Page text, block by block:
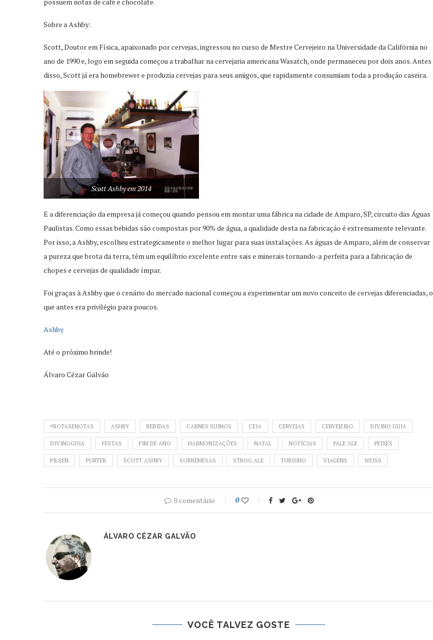
Sobre a Ashby:
Scott, Doutor em Física, apaixonado por cervejas, ingressou no curso de Mestre Cervejeiro na Universidade da Califórnia no
ano de 1990 e, logo em seguida começou a trabalhar na cervejaria americana Wasatch, onde permaneceu por dois anos. Antes
disso, Scott já era homebrewer e produzia cervejas para seus amigos, que rapidamente consumiam toda a produção caseira.
Scott Ashby em 2014
E a diferenciação da empresa já começou quando pensou em montar uma fábrica na cidade de Amparo, SP, circuito das Águas
Paulistas. Como essas bebidas são compostas por 90% de água, a qualidade desta na fabricação é extremamente relevante.
Por isso, a Ashby, escolheu estrategicamente o melhor lugar para suas instalações. As águas de Amparo, além de conservar
a pureza que brota da terra, têm um equilíbrio excelente entre sais e minerais tornando-a perfeita para a fabricação de
chopes e cervejas de qualidade ímpar.
Foi graças à Ashby que o cenário do mercado nacional começou a experimentar um novo conceito de cervejas diferenciadas, o
que antes era privilégio para poucos.
Ashby
Até o próximo brinde!
Álvaro Cézar Galvão
#ROTASENOTAS ASHBY BEBIDAS CARNES.SUINOS CEIA CERVEJAS CERVEJEIRO DIVINO GUIA
DIVINOGUIA FESTAS FIM DE ANO HARMONIZAÇÕES NATAL NOTÍCIAS PALE ALE PEIXES
PILSEN PORTER SCOTT ASHBY SOBREMESAS STROG ALE TURISMO VIAGENS WEISS
0 comentário 0
ÁLVARO CÉZAR GALVÃO
VOCÊ TALVEZ GOSTE